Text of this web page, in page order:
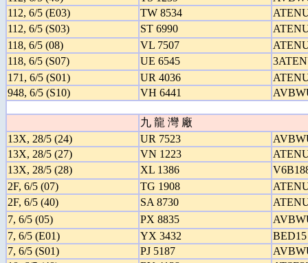
112, 6/5 (E03)
TW 8534
112, 6/5 (S03)
ST 6990
118, 6/5 (08)
VL 7507
118, 6/5 (S07)
UE 6545
171, 6/5 (S01)
UR 4036
948, 6/5 (S10)
VH 6441
九 龍 灣 廠
13X, 28/5 (24)
UR 7523
13X, 28/5 (27)
VN 1223
13X, 28/5 (28)
XL 1386
2F, 6/5 (07)
TG 1908
2F, 6/5 (40)
SA 8730
7, 6/5 (05)
PX 8835
7, 6/5 (E01)
YX 3432
BED15
7, 6/5 (S01)
PJ 5187